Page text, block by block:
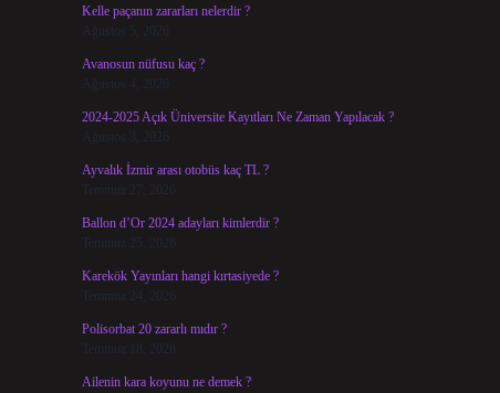
Kelle paçanın zararları nelerdir ?
Ağustos 5, 2026
Avanosun nüfusu kaç ?
Ağustos 4, 2026
2024-2025 Açık Üniversite Kayıtları Ne Zaman Yapılacak ?
Ağustos 3, 2026
Ayvalık İzmir arası otobüs kaç TL ?
Temmuz 27, 2026
Ballon d’Or 2024 adayları kimlerdir ?
Temmuz 25, 2026
Karekök Yayınları hangi kırtasiyede ?
Temmuz 24, 2026
Polisorbat 20 zararlı mıdır ?
Temmuz 18, 2026
Ailenin kara koyunu ne demek ?